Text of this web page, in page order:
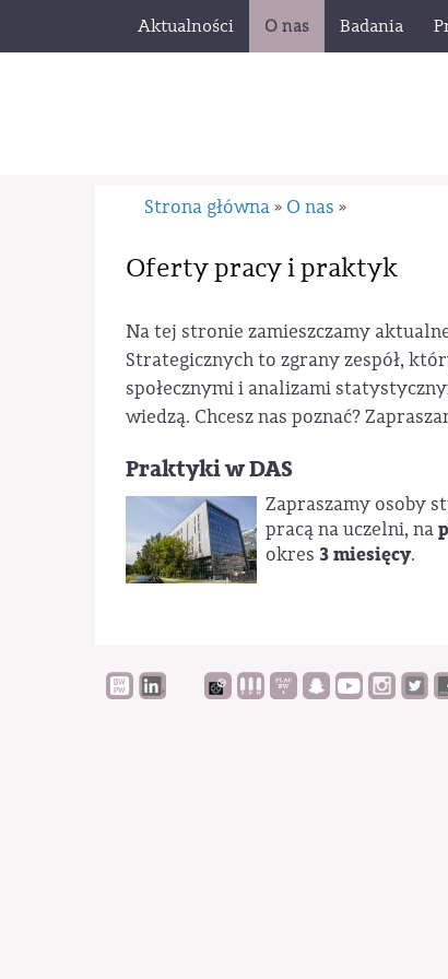
Aktualności O nas Badania
Strona główna » O nas »
Oferty pracy i praktyk
Na tej stronie zamieszczamy
Strategicznych to zgrany zespół,
społecznymi i analizami
wiedzą. Chcesz nas poznać?
Praktyki w DAS
Zapraszamy osoby
pracą na uczelni, na
okres 3 miesięcy.